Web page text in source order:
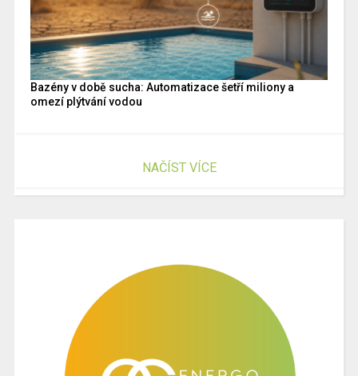
Bazény v době sucha: Automatizace šetří miliony a
omezí plýtvání vodou
NAČÍST VÍCE